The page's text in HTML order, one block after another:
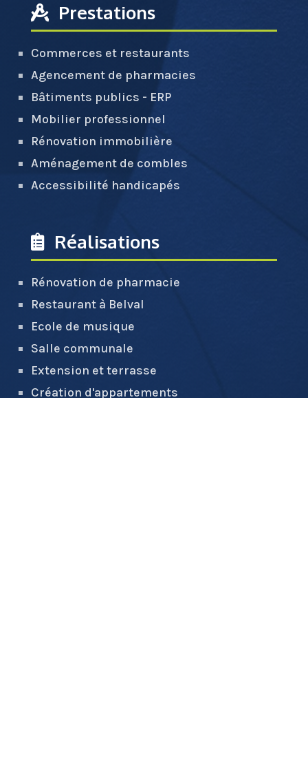
Prestations
Commerces et restaurants
Agencement de pharmacies
Bâtiments publics - ERP
Mobilier professionnel
Rénovation immobilière
Aménagement de combles
Accessibilité handicapés
Réalisations
Rénovation de pharmacie
Restaurant à Belval
Ecole de musique
Salle communale
Extension et terrasse
Création d'appartements